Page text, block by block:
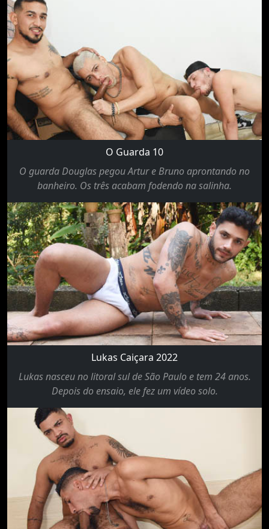
O Guarda 10
O guarda Douglas pegou Artur e Bruno aprontando no
banheiro. Os três acabam fodendo na salinha.
Lukas Caiçara 2022
Lukas nasceu no litoral sul de São Paulo e tem 24 anos.
Depois do ensaio, ele fez um vídeo solo.